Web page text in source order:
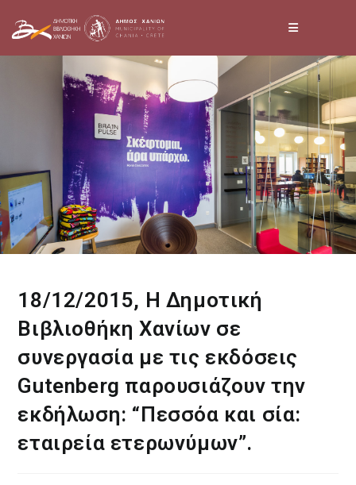
18/12/2015, Η Δημοτική
Βιβλιοθήκη Χανίων σε
συνεργασία με τις εκδόσεις
Gutenberg παρουσιάζουν την
εκδήλωση: “Πεσσόα και σία:
εταιρεία ετερωνύμων”.